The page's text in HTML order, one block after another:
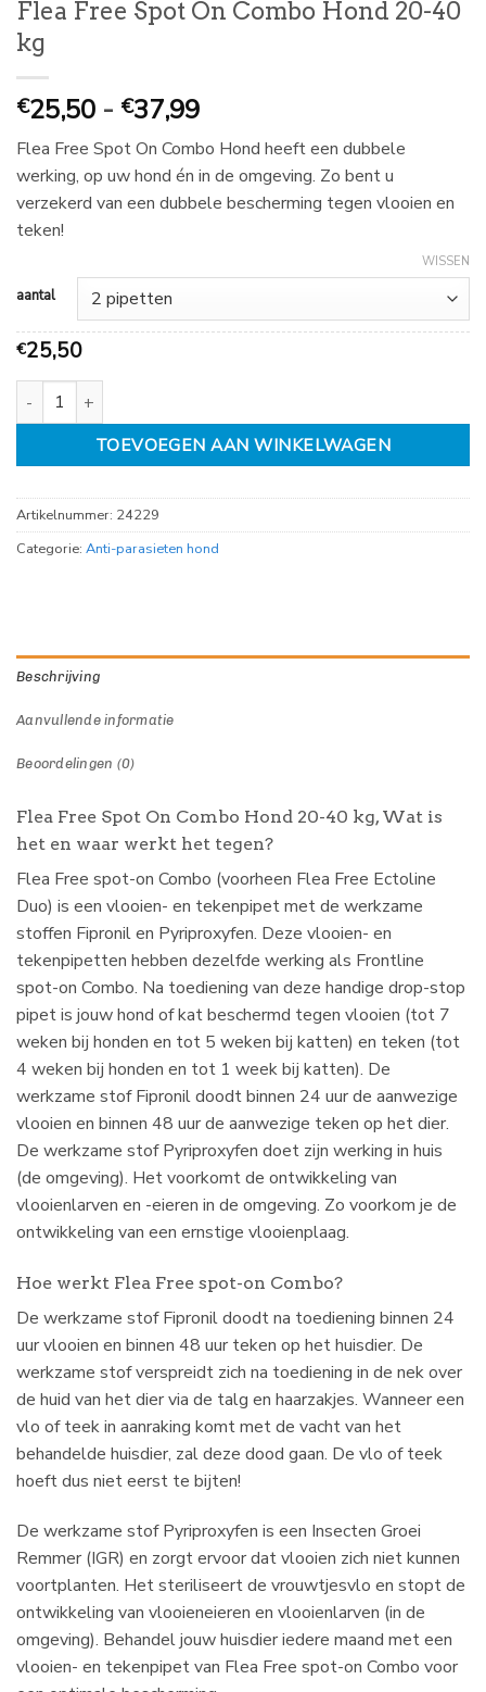
Flea Free Spot On Combo Hond 20-40
kg
€25,50 - €37,99Prijsklasse:
25,50
tot
€
Flea Free Spot On Combo Hond heeft een dubbele
werking, op uw hond én in de omgeving. Zo bent u
verzekerd van een dubbele bescherming tegen vlooien en
teken!
aantal
WISSEN
€25,50
Flea Free Spot On Combo Hond 20-40 kg aantal
TOEVOEGEN AAN WINKELWAGEN
Artikelnummer: 24229
Categorie: Anti-parasieten hond
Beschrijving
Aanvullende informatie
Beoordelingen (0)
Flea Free Spot On Combo Hond 20-40 kg, Wat is
het en waar werkt het tegen?
Flea Free spot-on Combo (voorheen Flea Free Ectoline
Duo) is een vlooien- en tekenpipet met de werkzame
stoffen Fipronil en Pyriproxyfen. Deze vlooien- en
tekenpipetten hebben dezelfde werking als Frontline
spot-on Combo. Na toediening van deze handige drop-stop
pipet is jouw hond of kat beschermd tegen vlooien (tot 7
weken bij honden en tot 5 weken bij katten) en teken (tot
4 weken bij honden en tot 1 week bij katten). De
werkzame stof Fipronil doodt binnen 24 uur de aanwezige
vlooien en binnen 48 uur de aanwezige teken op het dier.
De werkzame stof Pyriproxyfen doet zijn werking in huis
(de omgeving). Het voorkomt de ontwikkeling van
vlooienlarven en -eieren in de omgeving. Zo voorkom je de
ontwikkeling van een ernstige vlooienplaag.
Hoe werkt Flea Free spot-on Combo?
De werkzame stof Fipronil doodt na toediening binnen 24
uur vlooien en binnen 48 uur teken op het huisdier. De
werkzame stof verspreidt zich na toediening in de nek over
de huid van het dier via de talg en haarzakjes. Wanneer een
vlo of teek in aanraking komt met de vacht van het
behandelde huisdier, zal deze dood gaan. De vlo of teek
hoeft dus niet eerst te bijten!
De werkzame stof Pyriproxyfen is een Insecten Groei
Remmer (IGR) en zorgt ervoor dat vlooien zich niet kunnen
voortplanten. Het steriliseert de vrouwtjesvlo en stopt de
ontwikkeling van vlooieneieren en vlooienlarven (in de
omgeving). Behandel jouw huisdier iedere maand met een
vlooien- en tekenpipet van Flea Free spot-on Combo voor